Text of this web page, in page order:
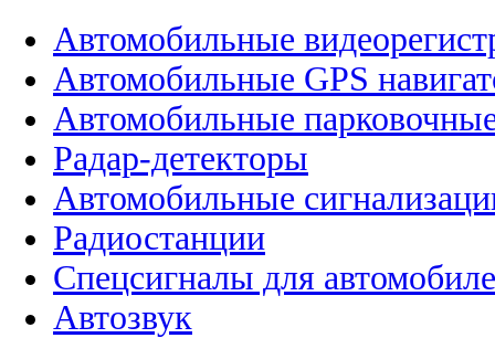
Автомобильные
Автомобильные GPS
Автомобильные
Радар-детекторы
Автомобильные
Радиостанции
Спецсигналы для
Автозвук